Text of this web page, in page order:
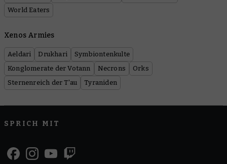
World Eaters
Xenos Armies
Aeldari Drukhari
Symbiontenkulte
Konglomerate der Votann
Necrons
Orks
Sternenreich der T'au
Tyraniden
SPRICH MIT